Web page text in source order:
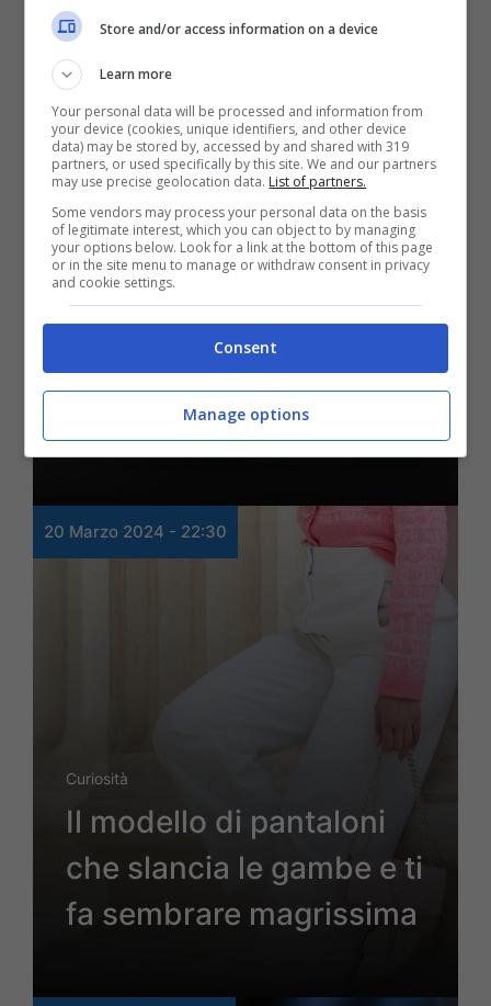
21 Marzo 2024 - 14:30
Curiosità
Proprio questo è il
pranzo economico e
veloce da preparare se
non hai mai tempo di
cucinare
20 Marzo 2024 - 22:30
Curiosità
Il modello di pantaloni
che slancia le gambe e ti
fa sembrare magrissima
Store and/or access information on a device
Learn more
Your personal data will be processed and information from
your device (cookies, unique identifiers, and other device
data) may be stored by, accessed by and shared with 319
partners, or used specifically by this site. We and our partners
may use precise geolocation data. List of partners.
Some vendors may process your personal data on the basis
of legitimate interest, which you can object to by managing
your options below. Look for a link at the bottom of this page
or in the site menu to manage or withdraw consent in privacy
and cookie settings.
Consent
Manage options